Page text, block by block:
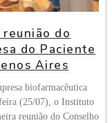
do
do Paciente
Aires
biofarmacêutica
(25/07), o Instituto
reunião do Conselho